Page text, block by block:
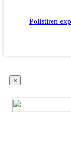
Polistiren
×